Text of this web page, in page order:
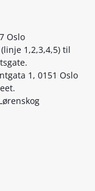
Oslo
1,2,3,4,5) til
1, 0151 Oslo